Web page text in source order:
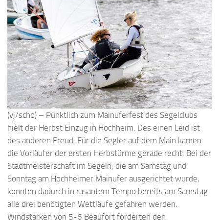
(vj/scho) – Pünktlich zum Mainuferfest des Segelclubs
hielt der Herbst Einzug in Hochheim. Des einen Leid ist
des anderen Freud: Für die Segler auf dem Main kamen
die Vorläufer der ersten Herbstürme gerade recht. Bei der
Stadtmeisterschaft im Segeln, die am Samstag und
Sonntag am Hochheimer Mainufer ausgerichtet wurde,
konnten dadurch in rasantem Tempo bereits am Samstag
alle drei benötigten Wettläufe gefahren werden.
Windstärken von 5-6 Beaufort forderten den